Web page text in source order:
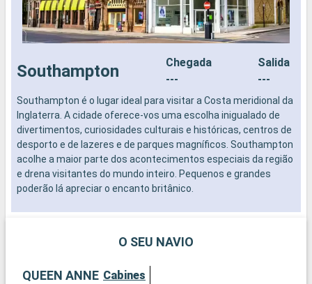
Southampton
Chegada
---
Salida
---
Southampton é o lugar ideal para visitar a Costa meridional da
Inglaterra. A cidade oferece-vos uma escolha inigualado de
divertimentos, curiosidades culturais e históricas, centros de
desporto e de lazeres e de parques magníficos. Southampton
acolhe a maior parte dos acontecimentos especiais da região
e drena visitantes do mundo inteiro. Pequenos e grandes
poderão lá apreciar o encanto britânico.
O SEU NAVIO
QUEEN ANNE Cabines